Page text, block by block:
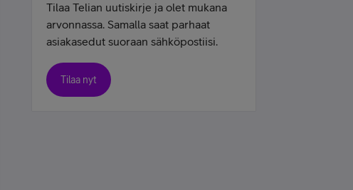
Tilaa Telian uutiskirje ja olet mukana
arvonnassa. Samalla saat parhaat
asiakasedut suoraan sähköpostiisi.
Tilaa nyt